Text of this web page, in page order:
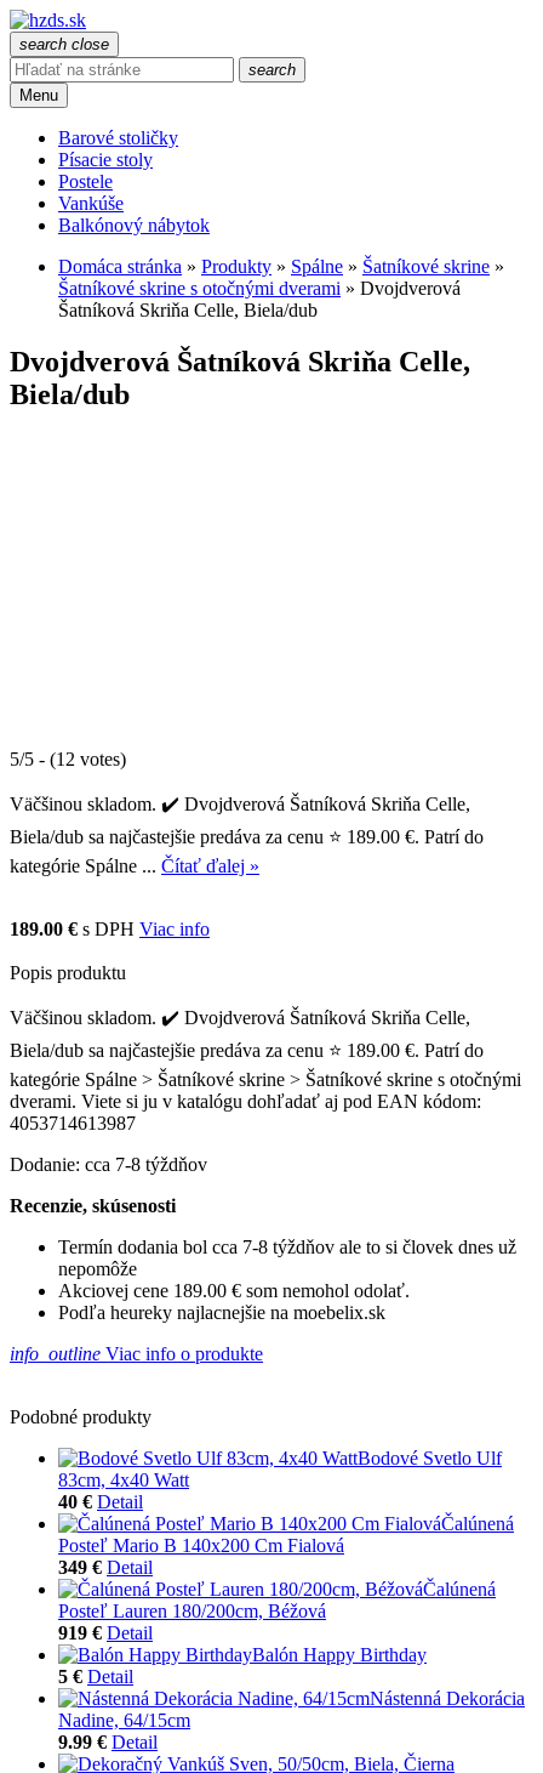
search close
search
Menu
Barové stoličky
Písacie stoly
Postele
Vankúše
Balkónový nábytok
Domáca stránka » Produkty » Spálne » Šatníkové skrine »
Šatníkové skrine s otočnými dverami » Dvojdverová
Šatníková Skriňa Celle, Biela/dub
Dvojdverová Šatníková Skriňa Celle,
Biela/dub
5/5 - (12 votes)
Väčšinou skladom. ✔️ Dvojdverová Šatníková Skriňa Celle,
Biela/dub sa najčastejšie predáva za cenu ⭐ 189.00 €. Patrí do
kategórie Spálne ... Čítať ďalej »
189.00 € s DPH Viac info
Popis produktu
Väčšinou skladom. ✔️ Dvojdverová Šatníková Skriňa Celle,
Biela/dub sa najčastejšie predáva za cenu ⭐ 189.00 €. Patrí do
kategórie Spálne > Šatníkové skrine > Šatníkové skrine s otočnými
dverami. Viete si ju v katalógu dohľadať aj pod EAN kódom:
4053714613987
Dodanie: cca 7-8 týždňov
Recenzie, skúsenosti
Termín dodania bol cca 7-8 týždňov ale to si človek dnes už
nepomôže
Akciovej cene 189.00 € som nemohol odolať.
Podľa heureky najlacnejšie na moebelix.sk
info_outline Viac info o produkte
Podobné produkty
Bodové Svetlo Ulf
83cm, 4x40 Watt
40 € Detail
Čalúnená
Posteľ Mario B 140x200 Cm Fialová
349 € Detail
Čalúnená
Posteľ Lauren 180/200cm, Béžová
919 € Detail
Balón Happy Birthday
5 € Detail
Nástenná Dekorácia
Nadine, 64/15cm
9.99 € Detail